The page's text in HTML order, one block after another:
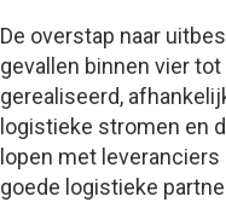
De overstap naar
gevallen binnen vier
gerealiseerd,
logistieke stromen en
lopen met
goede logistieke